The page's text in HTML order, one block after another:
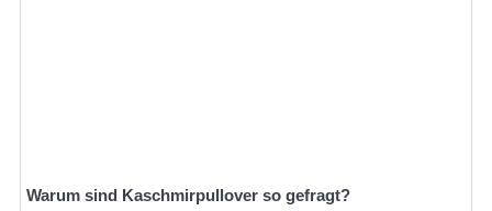
Warum sind Kaschmirpullover so gefragt?